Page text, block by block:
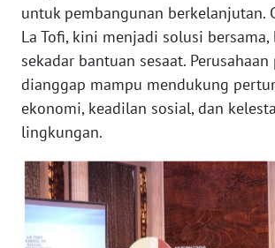
untuk pembangunan berkelanjutan.
La Tofi, kini menjadi solusi bersama,
sekadar bantuan sesaat.
dianggap mampu mendukung
ekonomi, keadilan sosial, dan
lingkungan.
WN
PAPUA
BARAT
WN
RIAU
WN
SERAMBI